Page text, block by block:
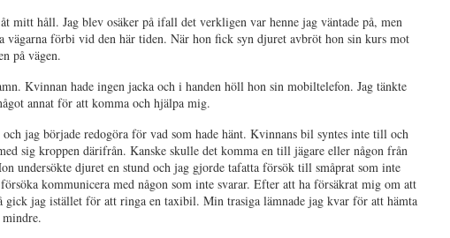
mitt håll. Jag blev osäker på ifall det verkligen var henne jag väntade på, men
vägarna förbi vid den här tiden. När hon fick syn djuret avbröt hon sin kurs mot
på vägen.
Kvinnan hade ingen jacka och i handen höll hon sin mobiltelefon. Jag tänkte
annat för att komma och hjälpa mig.
jag började redogöra för vad som hade hänt. Kvinnans bil syntes inte till och
sig kroppen därifrån. Kanske skulle det komma en till jägare eller någon från
undersökte djuret en stund och jag gjorde tafatta försök till småprat som inte
kommunicera med någon som inte svarar. Efter att ha försäkrat mig om att
gick jag istället för att ringa en taxibil. Min trasiga lämnade jag kvar för att hämta
mindre.